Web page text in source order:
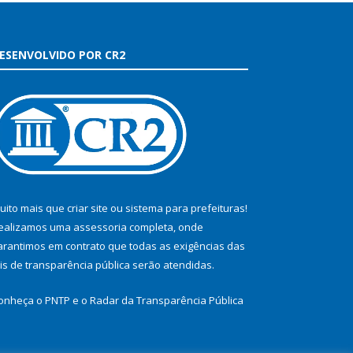
POR CR2
mais que criar site ou sistema para prefeituras!
uma assessoria completa, onde
em contrato que todas as exigências das
de transparência pública serão atendidas.
o PNTP e o Radar da Transparência Pública